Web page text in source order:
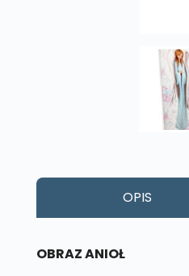
OPIS
OBRAZ ANIOŁ